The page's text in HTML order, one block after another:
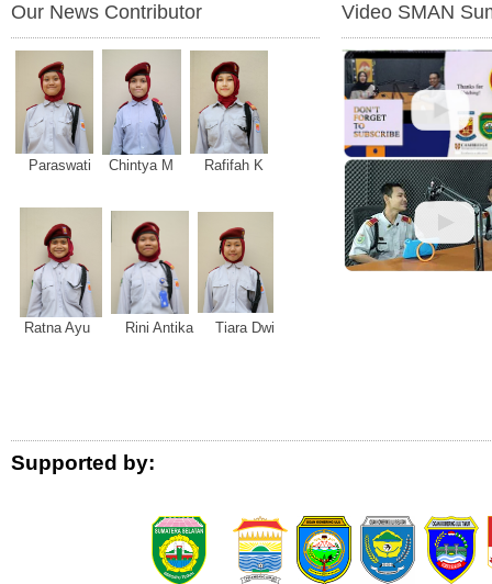
Our News Contributor
Paraswati Chintya M Rafifah K
Ratna Ayu Rini Antika Tiara Dwi
Video SMAN
Supported by: